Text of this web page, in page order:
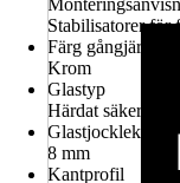
Stabilisatorer för
Färg gångjärn
Krom
Glastyp
Härdat
Glastjocklek
8 mm
Kantprofil